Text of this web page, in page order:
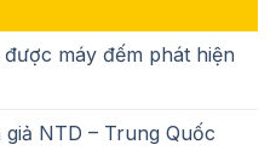
máy đếm phát hiện
NTD – Trung Quốc